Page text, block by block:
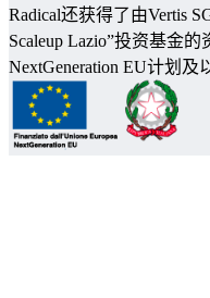
Radical还获得了由Vertis
Scaleup Lazio”投资基金
NextGeneration EU计划及